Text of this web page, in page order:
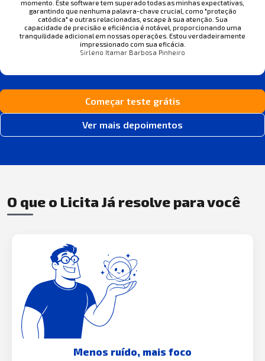
momento. Este software tem superado todas as minhas expectativas,
garantindo que nenhuma palavra-chave crucial, como "proteção
catódica" e outras relacionadas, escape à sua atenção. Sua
capacidade de precisão e eficiência é notável, proporcionando uma
tranquilidade adicional em nossas operações. Estou verdadeiramente
impressionado com sua eficácia.
Sirleno Itamar Barbosa Pinheiro
Começar teste grátis
Ver mais depoimentos
O que o Licita Já resolve para você
Menos ruído, mais foco